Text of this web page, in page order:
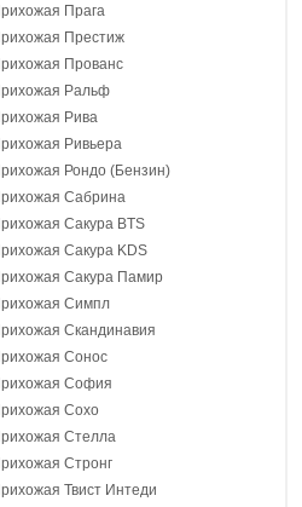
Прага
Престиж
Прованс
Ральф
Рива
Ривьера
Рондо (Бензин)
Сабрина
Сакура BTS
Сакура KDS
Сакура Памир
Симпл
Скандинавия
Сонос
София
Сохо
Стелла
Стронг
Твист Интеди